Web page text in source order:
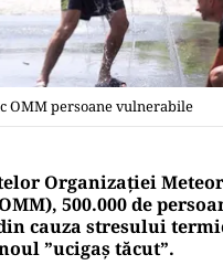
OMM persoane vulnerabile
Organizației
500.000 de
cauza stresului
”ucigaș tăcut”.